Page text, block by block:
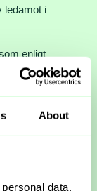
About
data,
ledamot i
enligt
på